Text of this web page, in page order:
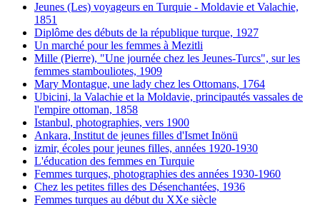
Jeunes (Les) voyageurs en Turquie - Moldavie et Valachie,
1851
Diplôme des débuts de la république turque, 1927
Un marché pour les femmes à Mezitli
Mille (Pierre), "Une journée chez les Jeunes-Turcs", sur les
femmes stambouliotes, 1909
Mary Montague, une lady chez les Ottomans, 1764
Ubicini, la Valachie et la Moldavie, principautés vassales de
l'empire ottoman, 1858
Istanbul, photographies, vers 1900
Ankara, Institut de jeunes filles d'Ismet Inönü
izmir, écoles pour jeunes filles, années 1920-1930
L'éducation des femmes en Turquie
Femmes turques, photographies des années 1930-1960
Chez les petites filles des Désenchantées, 1936
Femmes turques au début du XXe siècle